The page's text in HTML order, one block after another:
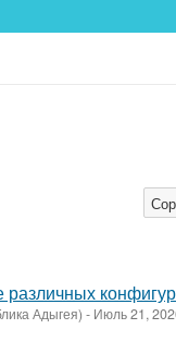
различных
Адыгея) - Июль 21,